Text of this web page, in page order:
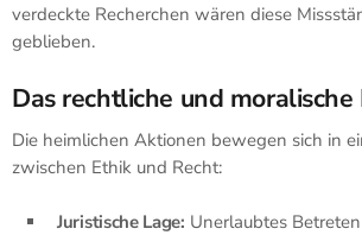
verdeckte Recherchen wären diese
geblieben.
Das rechtliche und
Die heimlichen Aktionen bewegen sich in
zwischen Ethik und Recht:
Juristische Lage: Unerlaubtes